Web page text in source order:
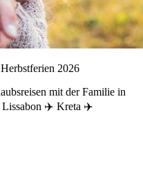
2026
mit der Familie in
Lissabon ✈️ Kreta ✈️